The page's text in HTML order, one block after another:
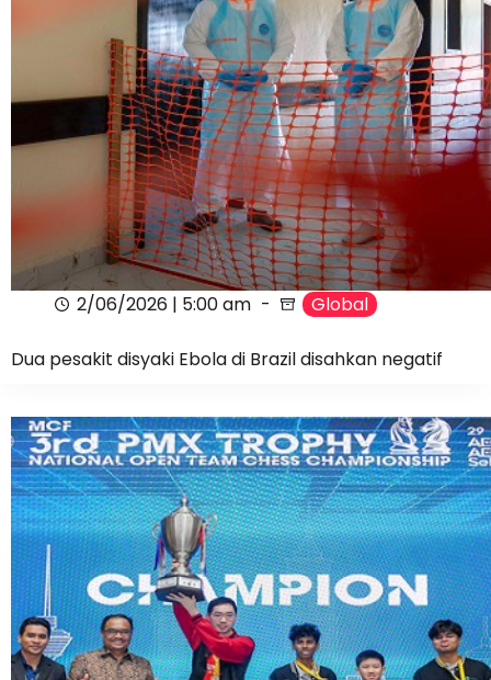
2/06/2026 | 5:00 am Global
Dua pesakit disyaki Ebola di Brazil disahkan negatif